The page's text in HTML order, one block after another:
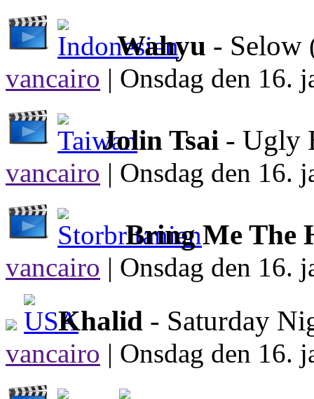
Wahyu - Selow
vancairo | Onsdag den 16.
Jolin Tsai - Ugly
vancairo | Onsdag den 16.
Bring Me The
vancairo | Onsdag den 16.
Khalid - Saturday
vancairo | Onsdag den 16.